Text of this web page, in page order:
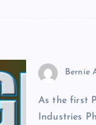
Bernie
As the first
Industries